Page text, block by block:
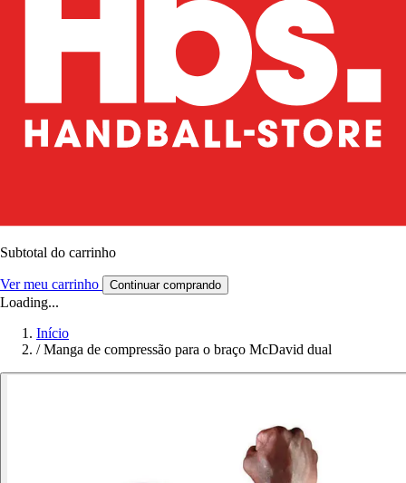
Subtotal do carrinho
Ver meu carrinho Continuar comprando
Loading...
Início
/ Manga de compressão para o braço McDavid dual